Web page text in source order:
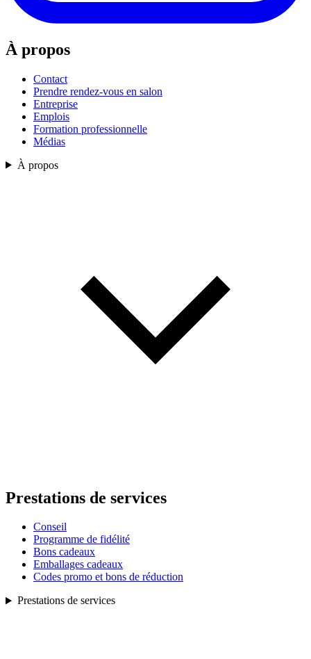
À propos
Contact
Prendre rendez-vous en salon
Entreprise
Emplois
Formation professionnelle
Médias
À propos
Prestations de services
Conseil
Programme de fidélité
Bons cadeaux
Emballages cadeaux
Codes promo et bons de réduction
Prestations de services